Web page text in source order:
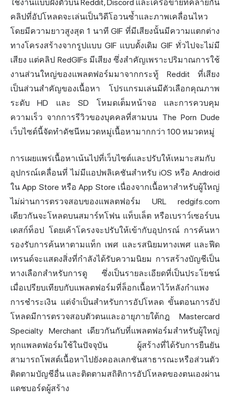
ใช้งานแบบฝังตัวบน Reddit, Discord และเครือข่ายที่คล้ายกัน
คลิปที่อัปโหลดจะเล่นเป็นวิดีโอวนซ้ำและภาพเคลื่อนไหว
โดยมีความยาวสูงสุด 1 นาที GIF ที่มีเสียงนั้นมีความแตกต่าง
ทางโครงสร้างจากรูปแบบ GIF แบบดั้งเดิม GIF ทั่วไปจะไม่มี
เสียง แต่คลิป RedGIFs มีเสียง ซึ่งสำคัญเพราะปริมาณการใช้
งานส่วนใหญ่ของแพลตฟอร์มมาจากกระทู้ Reddit ที่เสียง
เป็นส่วนสำคัญของเนื้อหา โปรแกรมเล่นมีตัวเลือกคุณภาพ
ระดับ HD และ SD โหมดเต็มหน้าจอ และการควบคุม
ความเร็ว จากการรีวิวของบุคคลที่สามบน The Porn Dude
เว็บไซต์นี้จัดทำดัชนีหมวดหมู่เนื้อหามากกว่า 100 หมวดหมู่
การเผยแพร่เนื้อหาเน้นไปที่เว็บไซต์และปรับให้เหมาะสมกับ
อุปกรณ์เคลื่อนที่ ไม่มีแอปพลิเคชันสำหรับ iOS หรือ Android
ใน App Store หรือ App Store เนื่องจากเนื้อหาสำหรับผู้ใหญ่
ไม่ผ่านการตรวจสอบของแพลตฟอร์ม URL redgifs.com
เดียวกันจะโหลดบนสมาร์ทโฟน แท็บเล็ต หรือเบราว์เซอร์บน
เดสก์ท็อป โดยเค้าโครงจะปรับให้เข้ากับอุปกรณ์ การค้นหา
รองรับการค้นหาตามแท็ก เพศ และรสนิยมทางเพศ และฟีด
เทรนด์จะแสดงสิ่งที่กำลังได้รับความนิยม การสร้างบัญชีเป็น
ทางเลือกสำหรับการดู ซึ่งเป็นรายละเอียดที่เป็นประโยชน์
เมื่อเปรียบเทียบกับแพลตฟอร์มที่ล็อกเนื้อหาไว้หลังกำแพง
การชำระเงิน แต่จำเป็นสำหรับการอัปโหลด ขั้นตอนการอัป
โหลดมีการตรวจสอบตัวตนและอายุภายใต้กฎ Mastercard
Specialty Merchant เดียวกันกับที่แพลตฟอร์มสำหรับผู้ใหญ่
ทุกแพลตฟอร์มใช้ในปัจจุบัน ผู้สร้างที่ได้รับการยืนยัน
สามารถโพสต์เนื้อหาไปยังคอลเลกชันสาธารณะหรือส่วนตัว
ติดตามบัญชีอื่น และติดตามสถิติการอัปโหลดของตนเองผ่าน
แดชบอร์ดผู้สร้าง